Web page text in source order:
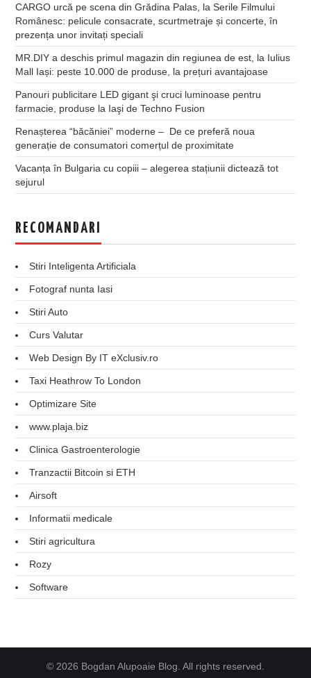
CARGO urcă pe scena din Grădina Palas, la Serile Filmului
Românesc: pelicule consacrate, scurtmetraje și concerte, în
prezența unor invitați speciali
MR.DIY a deschis primul magazin din regiunea de est, la Iulius
Mall Iași: peste 10.000 de produse, la prețuri avantajoase
Panouri publicitare LED gigant şi cruci luminoase pentru
farmacie, produse la Iaşi de Techno Fusion
Renașterea “băcăniei” moderne – De ce preferă noua
generație de consumatori comerțul de proximitate
Vacanța în Bulgaria cu copiii – alegerea stațiunii dictează tot
sejurul
RECOMANDARI
Stiri Inteligenta Artificiala
Fotograf nunta Iasi
Stiri Auto
Curs Valutar
Web Design By IT eXclusiv.ro
Taxi Heathrow To London
Optimizare Site
www.plaja.biz
Clinica Gastroenterologie
Tranzactii Bitcoin si ETH
Airsoft
Informatii medicale
Stiri agricultura
Rozy
Software
© 2026 Bogdan Alupoaie Blog. All rights reserved.